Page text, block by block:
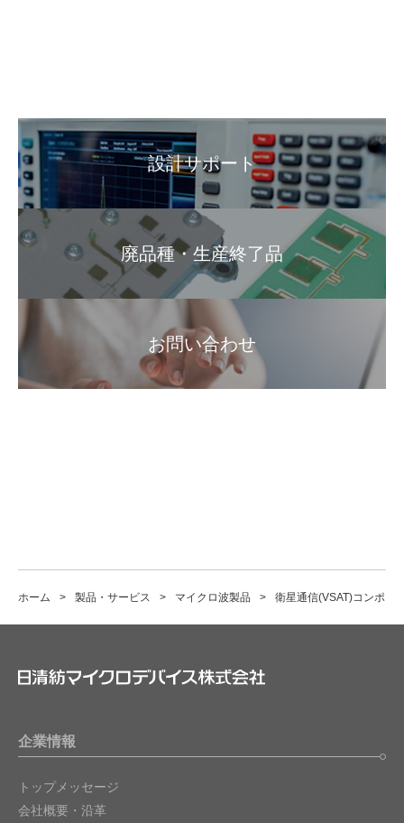
設計サポート
廃品種・生産終了品
お問い合わせ
ホーム 製品・サービス マイクロ波製品 衛星通信(VSAT)コンポー
企業情報
トップメッセージ
会社概要・沿革